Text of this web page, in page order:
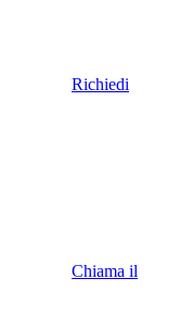
Richiedi
Chiama il